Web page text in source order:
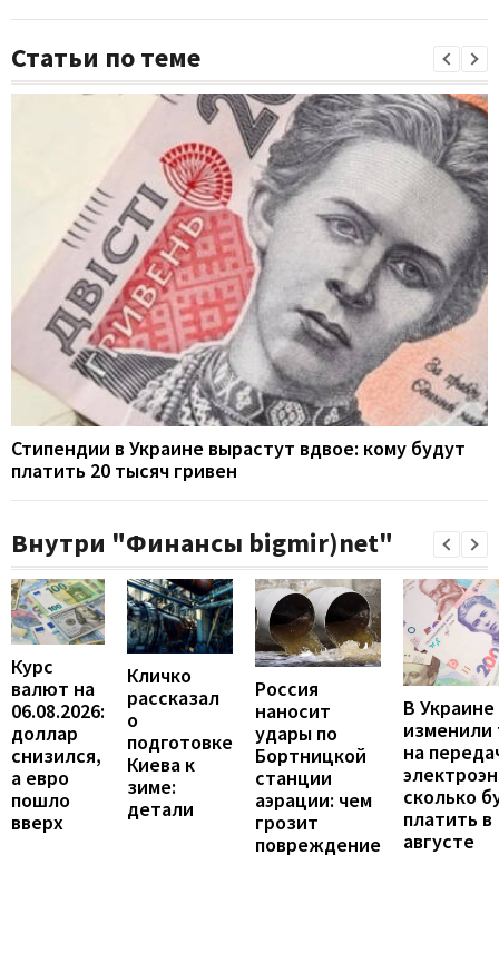
Статьи по теме
Стипендии в Украине вырастут вдвое: кому будут
платить 20 тысяч гривен
Внутри "Финансы bigmir)net"
Курс
валют на
06.08.2026:
доллар
снизился,
а евро
пошло
вверх
Кличко
рассказал
о
подготовке
Киева к
зиме:
детали
Россия
наносит
удары по
Бортницкой
станции
аэрации: чем
грозит
повреждение
В Украине
на
сколько
платить в
августе